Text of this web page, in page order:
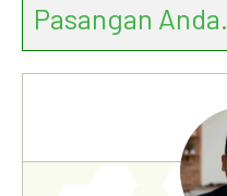
Pasangan Anda.